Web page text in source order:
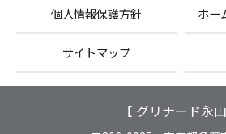
個人情報保護方針 ホー
サイトマップ
【 グリナード永山